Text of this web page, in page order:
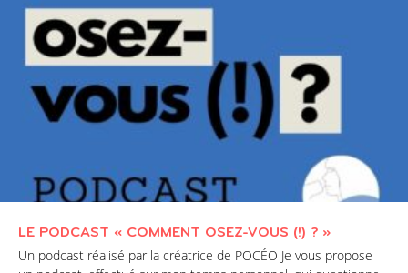
LE PODCAST « COMMENT OSEZ-VOUS (!) ? »
Un podcast réalisé par la créatrice de POCÉO Je vous propose